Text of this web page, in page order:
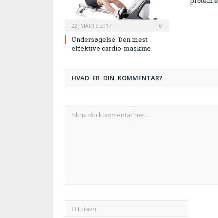
22. MARTS 2017 0
Undersøgelse: Den mest
effektive cardio-maskine
HVAD ER DIN KOMMENTAR?